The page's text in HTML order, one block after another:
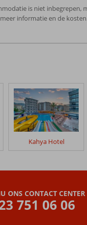
is niet inbegrepen,
informatie en de
Kahya Hotel
ONS CONTACT CENTER
751 06 06